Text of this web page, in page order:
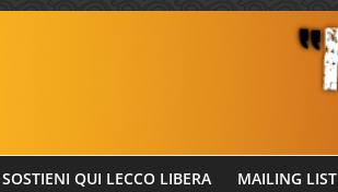
SOSTIENI QUI LECCO LIBERA MAILING LIST